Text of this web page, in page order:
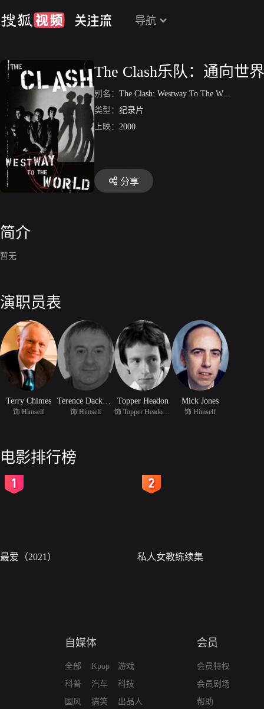
导航
The Clash乐队：通向世
别名： The Clash: Westway To The World
类型： 纪录片
上映： 2000
分享
简介
暂无
演职员表
Terry Chimes
饰 Himself 饰 Himself
Topper Headon Mick Jones
饰 Himself
电影排行榜
最爱（2021） 私人女教练续集
自媒体
全部
科普
国风
Kpop
汽车
搞笑
游戏
科技
出品人
会员
会员特权
会员剧场
帮助